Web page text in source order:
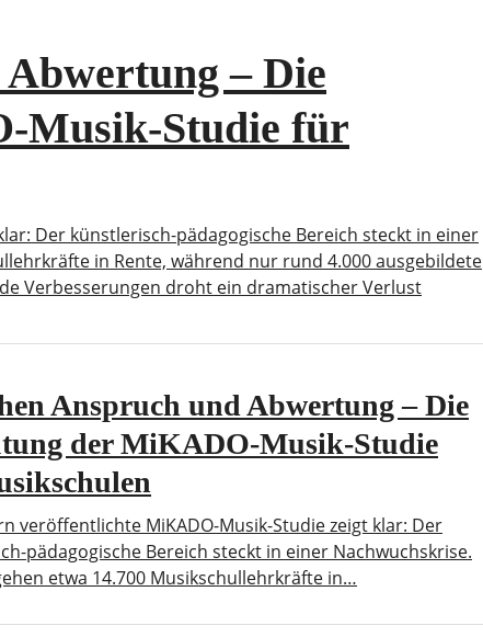
– Die
Musik-Studie für
Der künstlerisch-pädagogische Bereich steckt in einer
in Rente, während nur rund 4.000 ausgebildete
Verbesserungen droht ein dramatischer Verlust
Anspruch und Abwertung – Die
der MiKADO-Musik-Studie
veröffentlichte MiKADO-Musik-Studie zeigt klar: Der
pädagogische Bereich steckt in einer Nachwuchskrise.
etwa 14.700 Musikschullehrkräfte in…